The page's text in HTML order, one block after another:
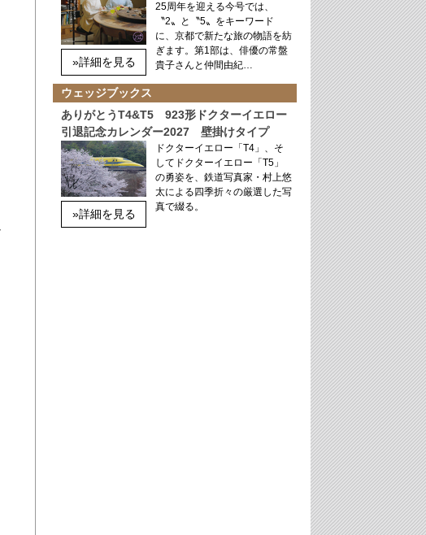
»詳細を見る
25周年を迎える今号では、
〝2〟と〝5〟をキーワード
に、京都で新たな旅の物語を紡
ぎます。第1部は、俳優の常盤
貴子さんと仲間由紀…
ウェッジブックス
ありがとうT4&T5 923形ドクターイエロー
引退記念カレンダー2027 壁掛けタイプ
»詳細を見る
ドクターイエロー「T4」、そ
してドクターイエロー「T5」
の勇姿を、鉄道写真家・村上悠
太による四季折々の厳選した写
真で綴る。